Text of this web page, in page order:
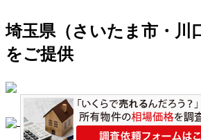
埼玉県（さいたま市・川
をご提供